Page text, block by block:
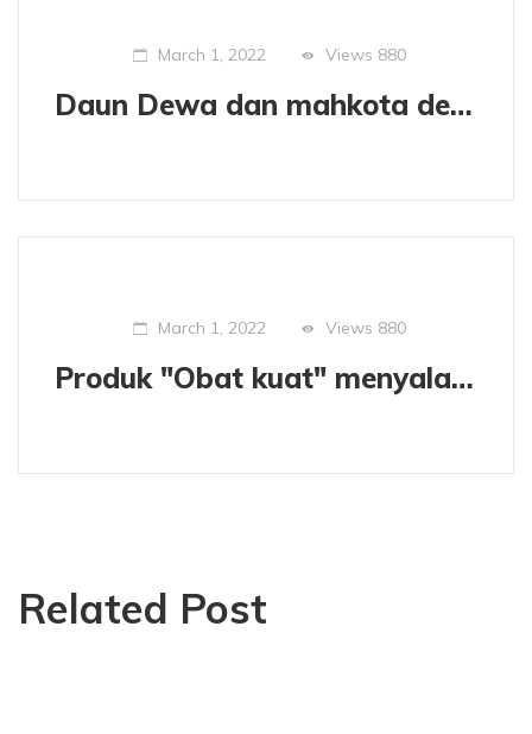
March 1, 2022 Views 880
Daun Dewa dan mahkota dewa, sama sama mujarab.
March 1, 2022 Views 880
Produk "Obat kuat" menyalahkan gunakan no BPOM Palsu.
Related Post